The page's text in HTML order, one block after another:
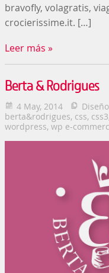
bravofly, volagratis,
crocierissime.it. […]
Leer más »
Berta & Rodrigues
4 May, 2014 Diseño
berta&rodrigues, css, css3
wordpress, wp e-